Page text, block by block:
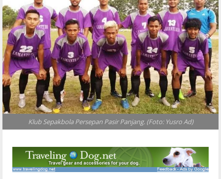
Klub Sepakbola Persepan Pasir Panjang. (Foto: Yusro Ad)